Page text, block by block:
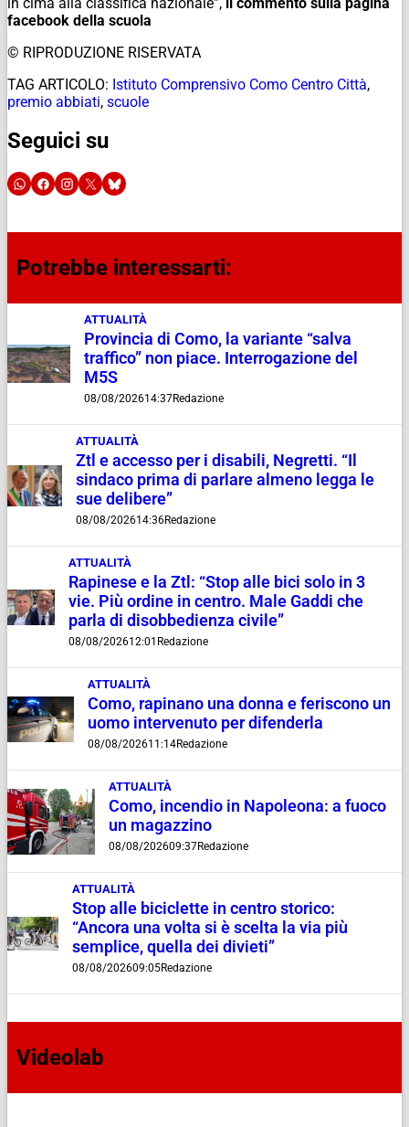
facebook della scuola
© RIPRODUZIONE RISERVATA
TAG ARTICOLO: Istituto Comprensivo Como Centro Città,
premio abbiati, scuole
Seguici su
Potrebbe interessarti:
ATTUALITÀ
Provincia di Como, la variante “salva
traffico” non piace. Interrogazione del
M5S
08/08/202614:37Redazione
ATTUALITÀ
Ztl e accesso per i disabili, Negretti. “Il
sindaco prima di parlare almeno legga le
sue delibere”
08/08/202614:36Redazione
ATTUALITÀ
Rapinese e la Ztl: “Stop alle bici solo in 3
vie. Più ordine in centro. Male Gaddi che
parla di disobbedienza civile”
08/08/202612:01 Redazione
ATTUALITÀ
Como, rapinano una donna e feriscono un
uomo intervenuto per difenderla
08/08/202611:14Redazione
ATTUALITÀ
Como, incendio in Napoleona: a fuoco
un magazzino
08/08/202609:37Redazione
ATTUALITÀ
Stop alle biciclette in centro storico:
“Ancora una volta si è scelta la via più
semplice, quella dei divieti”
08/08/202609:05Redazione
Videolab